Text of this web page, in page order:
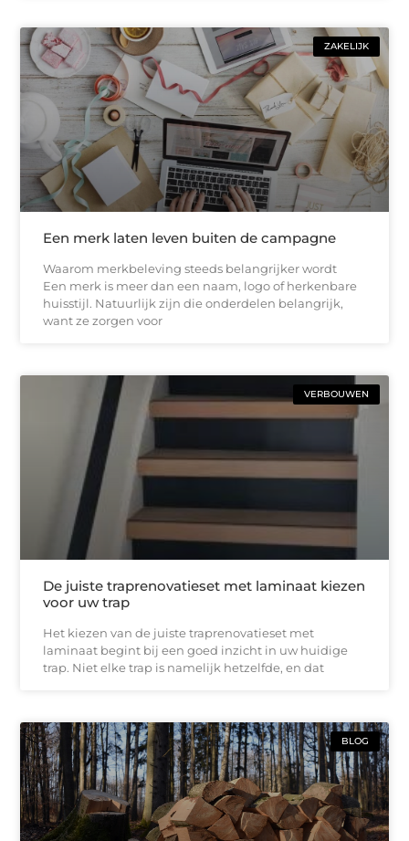
ZAKELIJK
Een merk laten leven buiten de campagne
Waarom merkbeleving steeds belangrijker wordt
Een merk is meer dan een naam, logo of herkenbare
huisstijl. Natuurlijk zijn die onderdelen belangrijk,
want ze zorgen voor
VERBOUWEN
De juiste traprenovatieset met laminaat kiezen
voor uw trap
Het kiezen van de juiste traprenovatieset met
laminaat begint bij een goed inzicht in uw huidige
trap. Niet elke trap is namelijk hetzelfde, en dat
BLOG